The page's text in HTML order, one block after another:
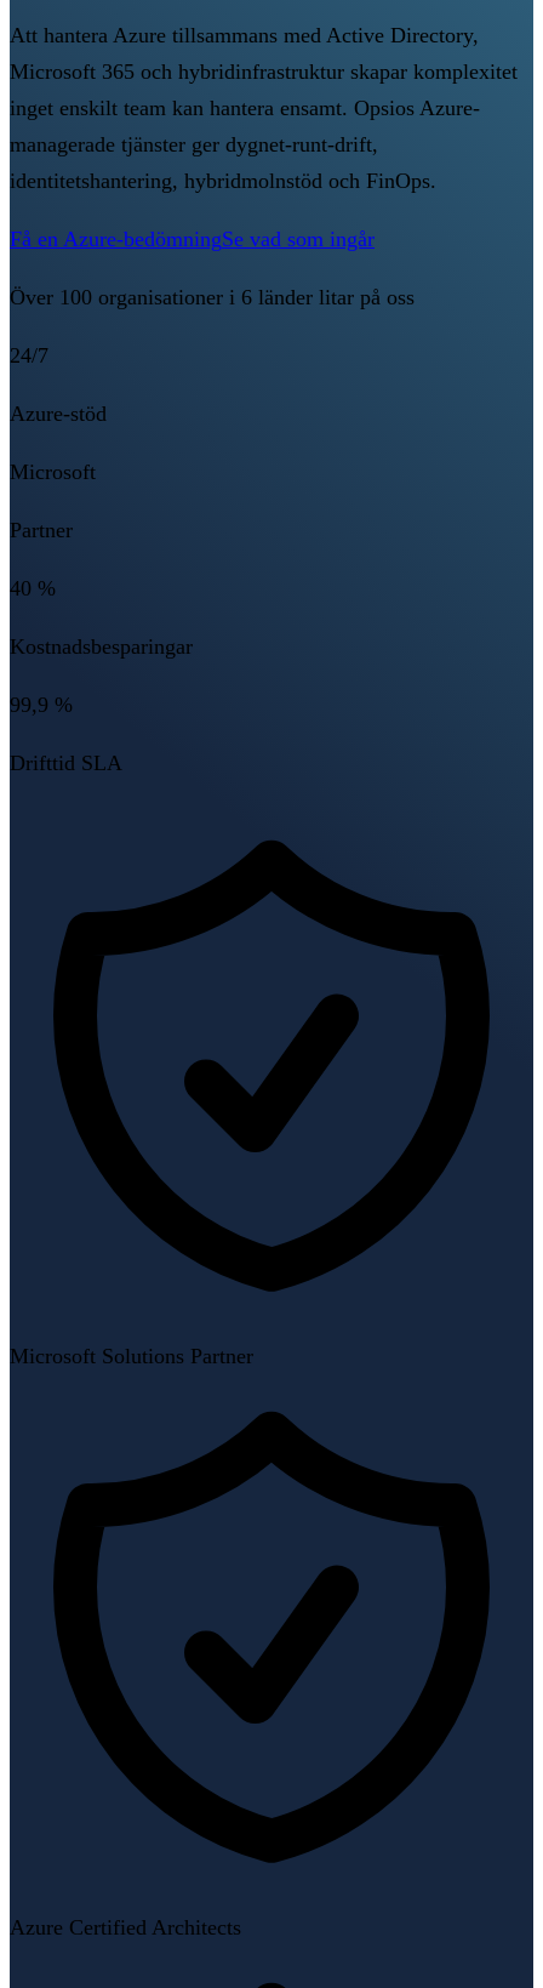
Att hantera Azure tillsammans med Active Directory,
Microsoft 365 och hybridinfrastruktur skapar komplexitet
inget enskilt team kan hantera ensamt. Opsios Azure-
managerade tjänster ger dygnet-runt-drift,
identitetshantering, hybridmolnstöd och FinOps.
Få en Azure-bedömningSe vad som ingår
Över 100 organisationer i 6 länder litar på oss
24/7
Azure-stöd
Microsoft
Partner
40 %
Kostnadsbesparingar
99,9 %
Drifttid SLA
Microsoft Solutions Partner
Azure Certified Architects